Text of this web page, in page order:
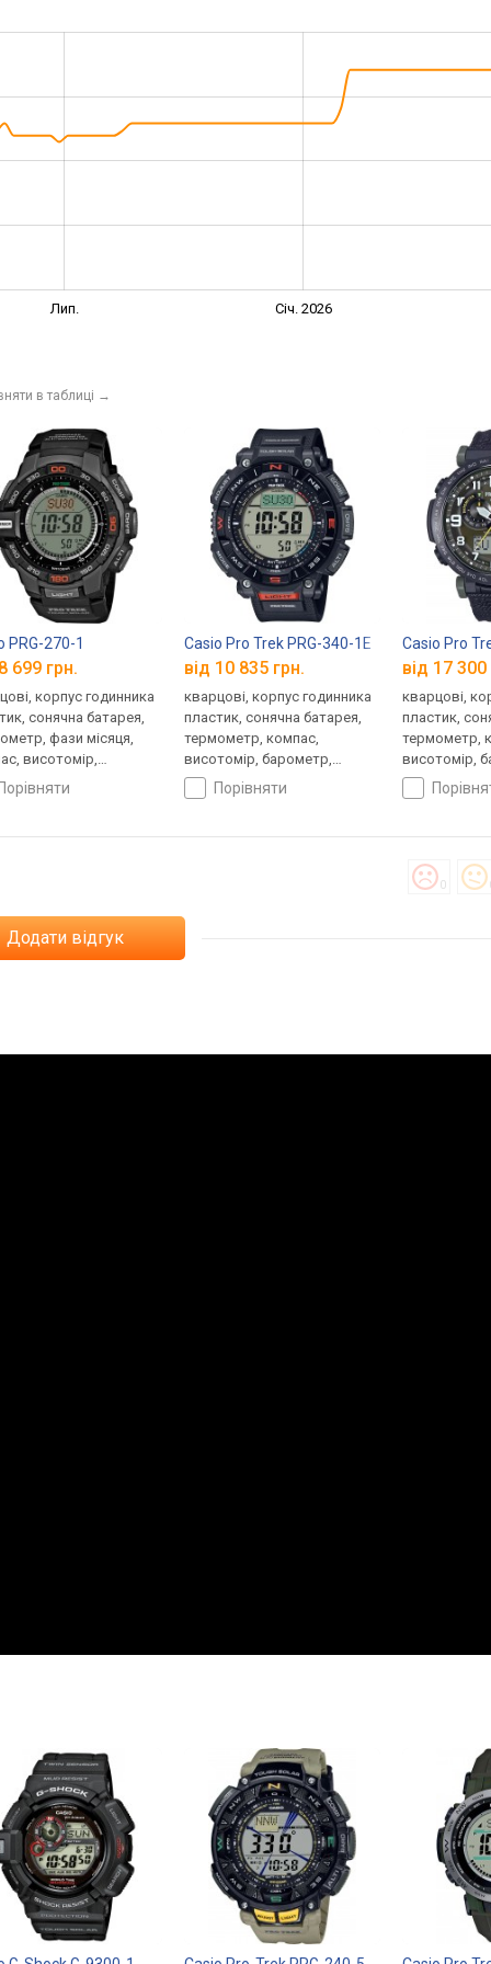
Лип. Січ. 2026
в таблиці →
PRG-270-1
699 грн.
корпус годинника
сонячна батарея,
фази місяця,
висотомір,
світовий час,
ремінець каучук,
порівняти
Casio Pro Trek PRG-340-1E
від 10 835 грн.
кварцові, корпус годинника
пластик, сонячна батарея,
термометр, компас,
висотомір, барометр,
світовий час, ремінець:
браслет пластик, WR 100,
порівняти
Casio Pro
від 17 300
кварцові,
пластик,
термометр,
висотомір,
світовий
ремінець
0
Додати відгук